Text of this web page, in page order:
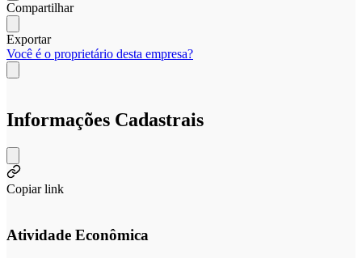
Compartilhar
Exportar
Você é o proprietário desta empresa?
Informações Cadastrais
Copiar link
Atividade Econômica